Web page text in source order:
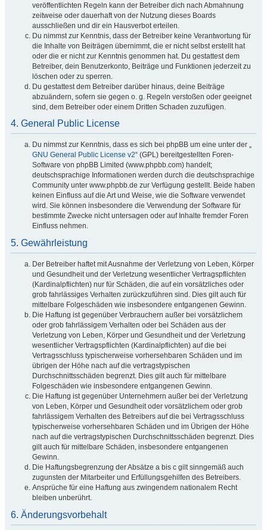
veröffentlichten Regeln kann der Betreiber dich nach Abmahnung
zeitweise oder dauerhaft von der Nutzung dieses Boards
ausschließen und dir ein Hausverbot erteilen.
Du nimmst zur Kenntnis, dass der Betreiber keine Verantwortung für
die Inhalte von Beiträgen übernimmt, die er nicht selbst erstellt hat
oder die er nicht zur Kenntnis genommen hat. Du gestattest dem
Betreiber, dein Benutzerkonto, Beiträge und Funktionen jederzeit zu
löschen oder zu sperren.
Du gestattest dem Betreiber darüber hinaus, deine Beiträge
abzuändern, sofern sie gegen o. g. Regeln verstoßen oder geeignet
sind, dem Betreiber oder einem Dritten Schaden zuzufügen.
4. General Public License
Du nimmst zur Kenntnis, dass es sich bei phpBB um eine unter der „
GNU General Public License v2“ (GPL) bereitgestellten Foren-
Software von phpBB Limited (www.phpbb.com) handelt;
deutschsprachige Informationen werden durch die deutschsprachige
Community unter www.phpbb.de zur Verfügung gestellt. Beide haben
keinen Einfluss auf die Art und Weise, wie die Software verwendet
wird. Sie können insbesondere die Verwendung der Software für
bestimmte Zwecke nicht untersagen oder auf Inhalte fremder Foren
Einfluss nehmen.
5. Gewährleistung
Der Betreiber haftet mit Ausnahme der Verletzung von Leben, Körper
und Gesundheit und der Verletzung wesentlicher Vertragspflichten
(Kardinalpflichten) nur für Schäden, die auf ein vorsätzliches oder
grob fahrlässiges Verhalten zurückzuführen sind. Dies gilt auch für
mittelbare Folgeschäden wie insbesondere entgangenen Gewinn.
Die Haftung ist gegenüber Verbrauchern außer bei vorsätzlichem
oder grob fahrlässigem Verhalten oder bei Schäden aus der
Verletzung von Leben, Körper und Gesundheit und der Verletzung
wesentlicher Vertragspflichten (Kardinalpflichten) auf die bei
Vertragsschluss typischerweise vorhersehbaren Schäden und im
übrigen der Höhe nach auf die vertragstypischen
Durchschnittsschäden begrenzt. Dies gilt auch für mittelbare
Folgeschäden wie insbesondere entgangenen Gewinn.
Die Haftung ist gegenüber Unternehmern außer bei der Verletzung
von Leben, Körper und Gesundheit oder vorsätzlichem oder grob
fahrlässigem Verhalten des Betreibers auf die bei Vertragsschluss
typischerweise vorhersehbaren Schäden und im Übrigen der Höhe
nach auf die vertragstypischen Durchschnittsschäden begrenzt. Dies
gilt auch für mittelbare Schäden, insbesondere entgangenen
Gewinn.
Die Haftungsbegrenzung der Absätze a bis c gilt sinngemäß auch
zugunsten der Mitarbeiter und Erfüllungsgehilfen des Betreibers.
Ansprüche für eine Haftung aus zwingendem nationalem Recht
bleiben unberührt.
6. Änderungsvorbehalt